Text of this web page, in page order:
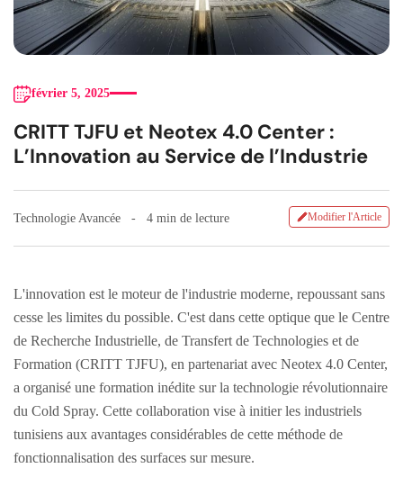
février 5, 2025
CRITT TJFU et Neotex 4.0 Center :
L’Innovation au Service de l’Industrie
Technologie Avancée 4 min de lecture Modifier l'Article
L'innovation est le moteur de l'industrie moderne, repoussant sans
cesse les limites du possible. C'est dans cette optique que le Centre
de Recherche Industrielle, de Transfert de Technologies et de
Formation (CRITT TJFU), en partenariat avec Neotex 4.0 Center,
a organisé une formation inédite sur la technologie révolutionnaire
du Cold Spray. Cette collaboration vise à initier les industriels
tunisiens aux avantages considérables de cette méthode de
fonctionnalisation des surfaces sur mesure.